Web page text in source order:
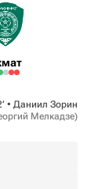
• Даниил Зорин
Мелкадзе)